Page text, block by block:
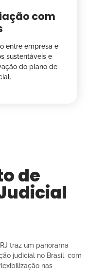
com
entre empresa e
sustentáveis e
do plano de
de
traz um panorama
judicial no Brasil, com
nas